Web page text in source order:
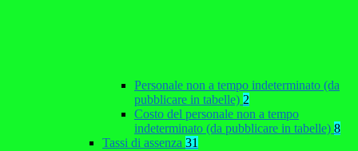
Personale non a tempo indeterminato (da
pubblicare in tabelle) 2
Costo del personale non a tempo
indeterminato (da pubblicare in tabelle) 8
Tassi di assenza 31